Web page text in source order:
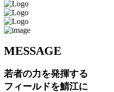
MESSAGE
若者の力を発揮する
フィールドを鯖江に